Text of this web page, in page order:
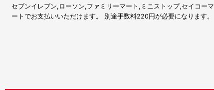
セブンイレブン,ローソン,ファミリーマート,ミニストップ,セイコーマ
ートでお支払いいただけます。 別途手数料220円が必要になります。